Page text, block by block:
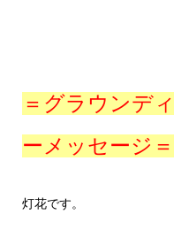
＝グラウンデ
ーメッセージ＝
灯花です。